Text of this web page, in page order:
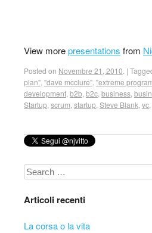
View morepresentations from
Posted on Novembre 21, 2010 |
plan" "dave mcclure" "extreme
development b2b b2c business
Startup scrum startup Steve Blank vc
Search
Articoli recenti
La corsa o la vita